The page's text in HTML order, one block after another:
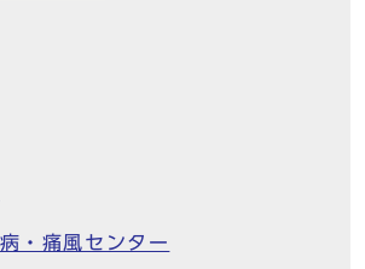
・痛風センター